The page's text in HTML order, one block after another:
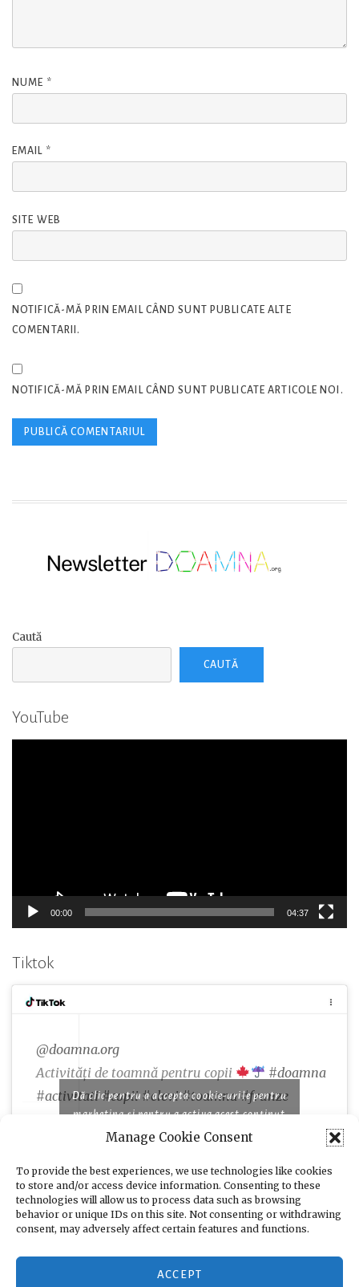
Manage Cookie Consent
To provide the best experiences, we use technologies like cookies
to store and/or access device information. Consenting to these
technologies will allow us to process data such as browsing
behavior or unique IDs on this site. Not consenting or withdrawing
consent, may adversely affect certain features and functions.
ACCEPT
NUME *
EMAIL *
SITE WEB
NOTIFICĂ-MĂ PRIN EMAIL CÂND SUNT PUBLICATE ALTE
COMENTARII.
NOTIFICĂ-MĂ PRIN EMAIL CÂND SUNT PUBLICATE ARTICOLE NOI.
Caută
CAUTĂ
YouTube
00:00 04:37
Tiktok
@doamna.org
Activități de toamnă pentru copii
#doamna
#activitati #copii #elevi #toamna #frunze
♬ Famous piano songs for comedy and cooking
Dă clic pentru a accepta cookie-urile pentru
marketing și pentru a activa acest conținut